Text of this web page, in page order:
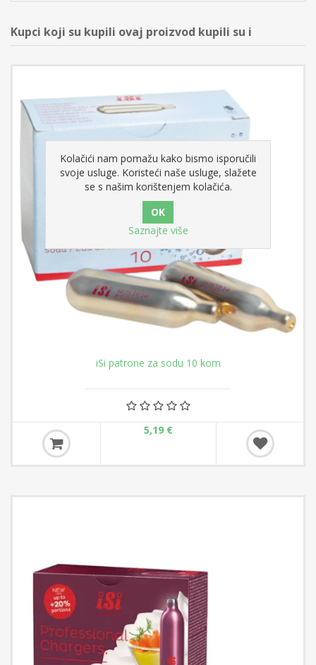
Kupci koji su kupili ovaj proizvod kupili su i
iSi patrone za sodu 10 kom
5,19 €
Kolačići nam pomažu kako bismo isporučili
svoje usluge. Koristeći naše usluge, slažete
se s našim korištenjem kolačića.
Saznajte više